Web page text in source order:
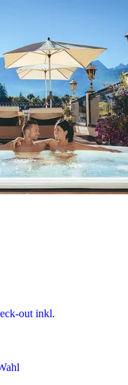
out inkl.